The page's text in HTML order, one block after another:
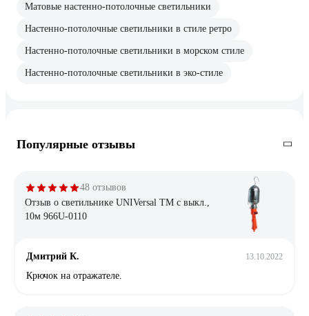
Матовые настенно-потолочные светильники
Настенно-потолочные светильники в стиле ретро
Настенно-потолочные светильники в морском стиле
Настенно-потолочные светильники в эко-стиле
Популярные отзывы
48 отзывов
Отзыв о светильнике UNIVersal ТМ c выкл.,
10м 966U-0110
Дмитрий К. 13.10.2022
Крючок на отражателе.